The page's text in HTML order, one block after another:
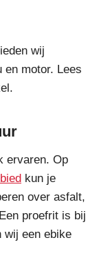
wij
en motor. Lees
ervaren. Op
kun je
over asfalt,
proefrit is bij
wij een ebike